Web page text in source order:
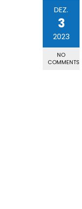
DEZ.
3
2023
NO
COMMENTS